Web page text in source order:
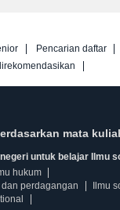
Pencarian daftar
mata
untuk belajar Ilmu
hukum
perdagangan
Ilmu